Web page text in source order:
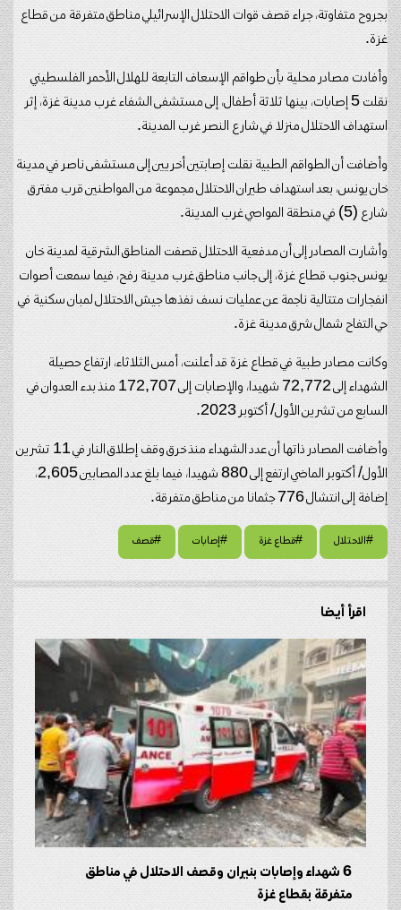
بجروح متفاوتة، جراء قصف قوات الاحتلال الإسرائيلي مناطق متفرقة من قطاع
غزة.
وأفادت مصادر محلية بأن طواقم الإسعاف التابعة للهلال الأحمر الفلسطيني
نقلت 5 إصابات، بينها ثلاثة أطفال، إلى مستشفى الشفاء غرب مدينة غزة، إثر
استهداف الاحتلال منزلا في شارع النصر غرب المدينة.
وأضافت أن الطواقم الطبية نقلت إصابتين أخريين إلى مستشفى ناصر في مدينة
خان يونس، بعد استهداف طيران الاحتلال مجموعة من المواطنين قرب مفترق
شارع (5) في منطقة المواصي غرب المدينة.
وأشارت المصادر إلى أن مدفعية الاحتلال قصفت المناطق الشرقية لمدينة خان
يونس جنوب قطاع غزة، إلى جانب مناطق غرب مدينة رفح، فيما سمعت أصوات
انفجارات متتالية ناجمة عن عمليات نسف نفذها جيش الاحتلال لمبان سكنية في
حي التفاح شمال شرق مدينة غزة.
وكانت مصادر طبية في قطاع غزة قد أعلنت، أمس الثلاثاء، ارتفاع حصيلة
الشهداء إلى 72,772 شهيدا، والإصابات إلى 172,707 منذ بدء العدوان في
السابع من تشرين الأول/ أكتوبر 2023.
وأضافت المصادر ذاتها أن عدد الشهداء منذ خرق وقف إطلاق النار في 11 تشرين
الأول/ أكتوبر الماضي ارتفع إلى 880 شهيدا، فيما بلغ عدد المصابين 2,605،
إضافة إلى انتشال 776 جثمانا من مناطق متفرقة.
#الاحتلال #قطاع غزة #إصابات #قصف
اقرأ أيضا
6 شهداء وإصابات بنيران وقصف الاحتلال في مناطق
متفرقة بقطاع غزة